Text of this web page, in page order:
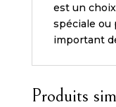
est un
spéciale ou
important
Produits